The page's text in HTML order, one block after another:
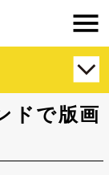
ドで版画